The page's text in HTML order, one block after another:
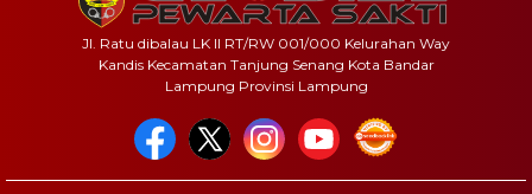
Jl. Ratu dibalau LK II RT/RW 001/000 Kelurahan Way
Kandis Kecamatan Tanjung Senang Kota Bandar
Lampung Provinsi Lampung